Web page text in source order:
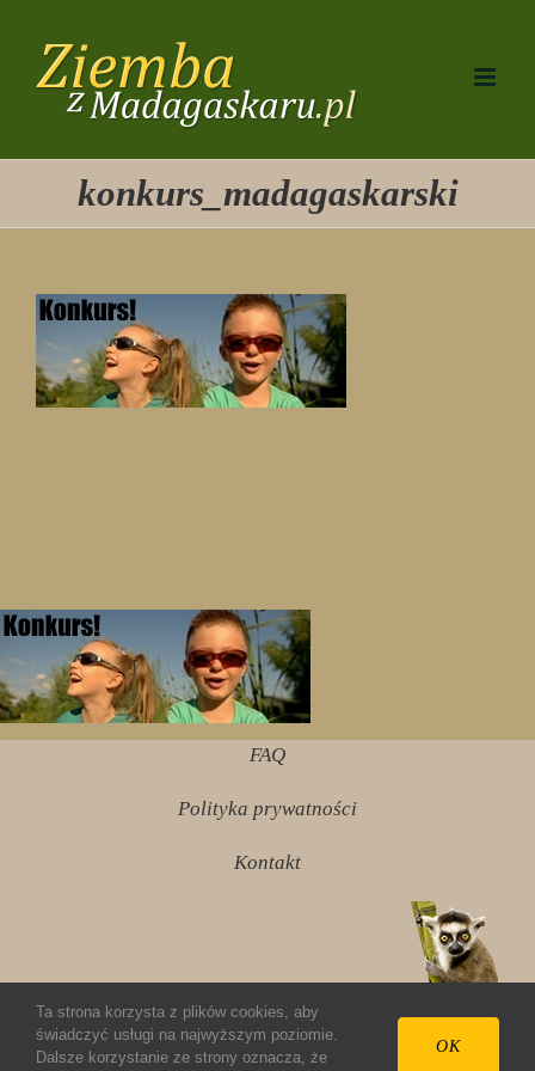
zawartości
konkurs_madagaskarski
FAQ
Polityka prywatności
Kontakt
© 2012 ziembazmadagaskaru.pl Wszelkie prawa
Ta strona korzysta z plików cookies, aby
świadczyć usługi na najwyższym poziomie.
Dalsze korzystanie ze strony oznacza, że
OK